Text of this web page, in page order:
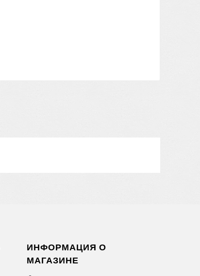
ИНФОРМАЦИЯ О
МАГАЗИНЕ